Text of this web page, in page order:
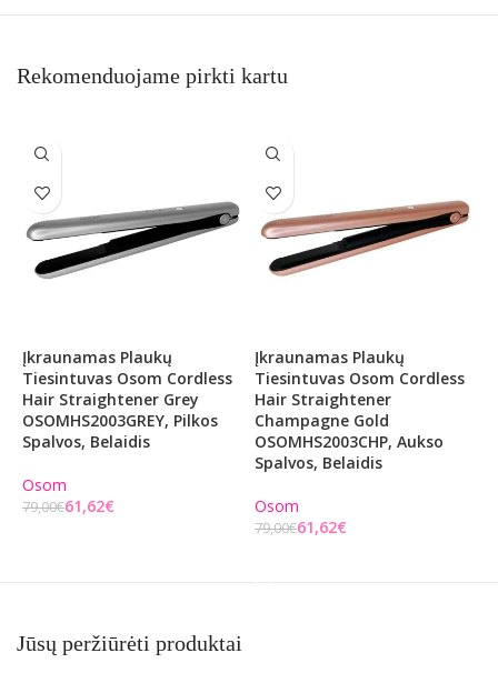
Rekomenduojame pirkti kartu
Įkraunamas Plaukų
Tiesintuvas Osom Cordless
Hair Straightener Grey
OSOMHS2003GREY, Pilkos
Spalvos, Belaidis
Osom
79,00€61,62€
Įkraunamas Plaukų
Tiesintuvas Osom Cordless
Hair Straightener
Champagne Gold
OSOMHS2003CHP, Aukso
Spalvos, Belaidis
Osom
79,00€61,62€
Jūsų peržiūrėti produktai